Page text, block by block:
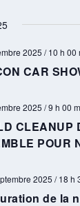
CAR
2025 / 10 h 00
CLEANUP
POUR
2025 / 9 h 00
de la
2025 / 18 h